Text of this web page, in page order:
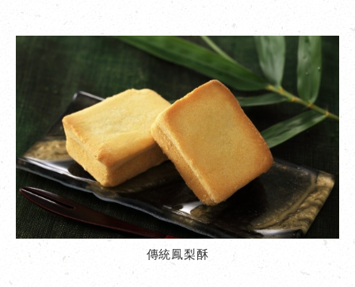
傳統鳳梨酥